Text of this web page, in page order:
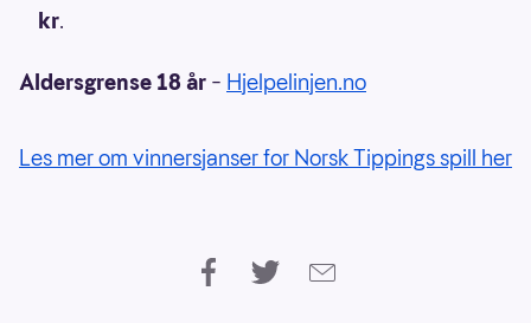
kr.
Aldersgrense 18 år – Hjelpelinjen.no
Les mer om vinnersjanser for Norsk Tippings spill her